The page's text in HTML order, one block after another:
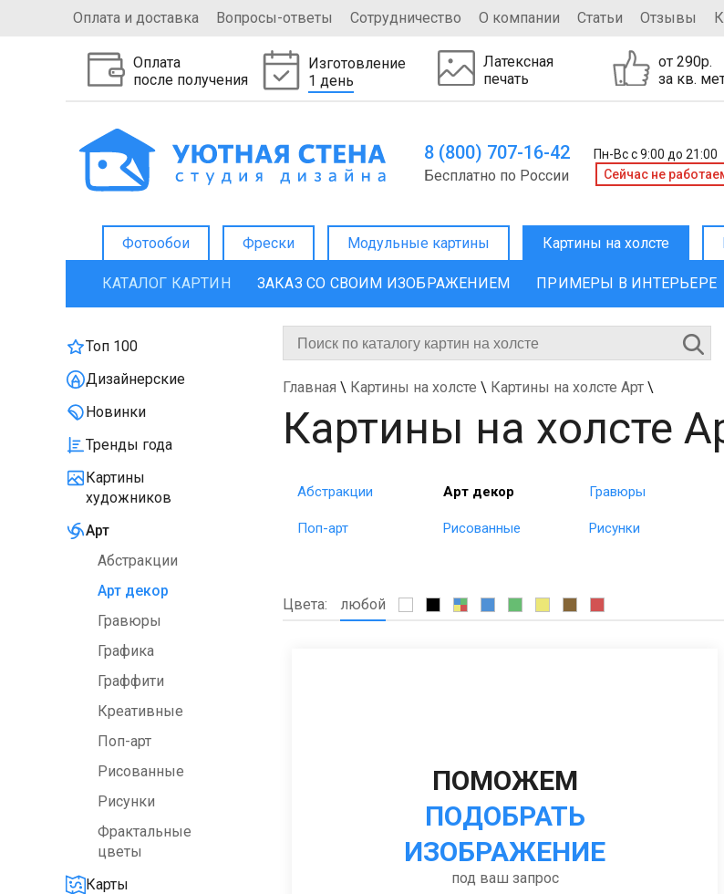
Оплата и доставка Вопросы-ответы Сотрудничество О компании Статьи Отзывы
Оплата
после получения
Изготовление
1 день
Латексная
печать
от 290р.
за кв.
8 (800) 707-16-42 Пн-Вс с 9:00 до 21:00
Бесплатно по России Cейчас не
Фотообои Фрески Модульные картины Картины на холсте
КАТАЛОГ КАРТИН ЗАКАЗ СО СВОИМ ИЗОБРАЖЕНИЕМ ПРИМЕРЫ В ИНТЕРЬЕРЕ
Топ 100
Дизайнерские
Новинки
Тренды года
Картины
художников
Арт
Абстракции
Арт декор
Гравюры
Графика
Граффити
Креативные
Поп-арт
Рисованные
Рисунки
Фрактальные
цветы
Карты
Главная \ Картины на холсте \ Картины на холсте Арт \
Картины на холсте
Абстракции Арт декор Гравюры
Поп-арт Рисованные Рисунки
Цвета: любой
ПОМОЖЕМ
ПОДОБРАТЬ
ИЗОБРАЖЕНИЕ
под ваш запрос